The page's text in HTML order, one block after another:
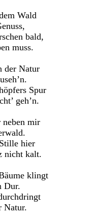
Wald
bald,
muss.
der Natur
Spur
geh’n.
neben mir
hier
nicht kalt.
klingt
Dur.
Natur.